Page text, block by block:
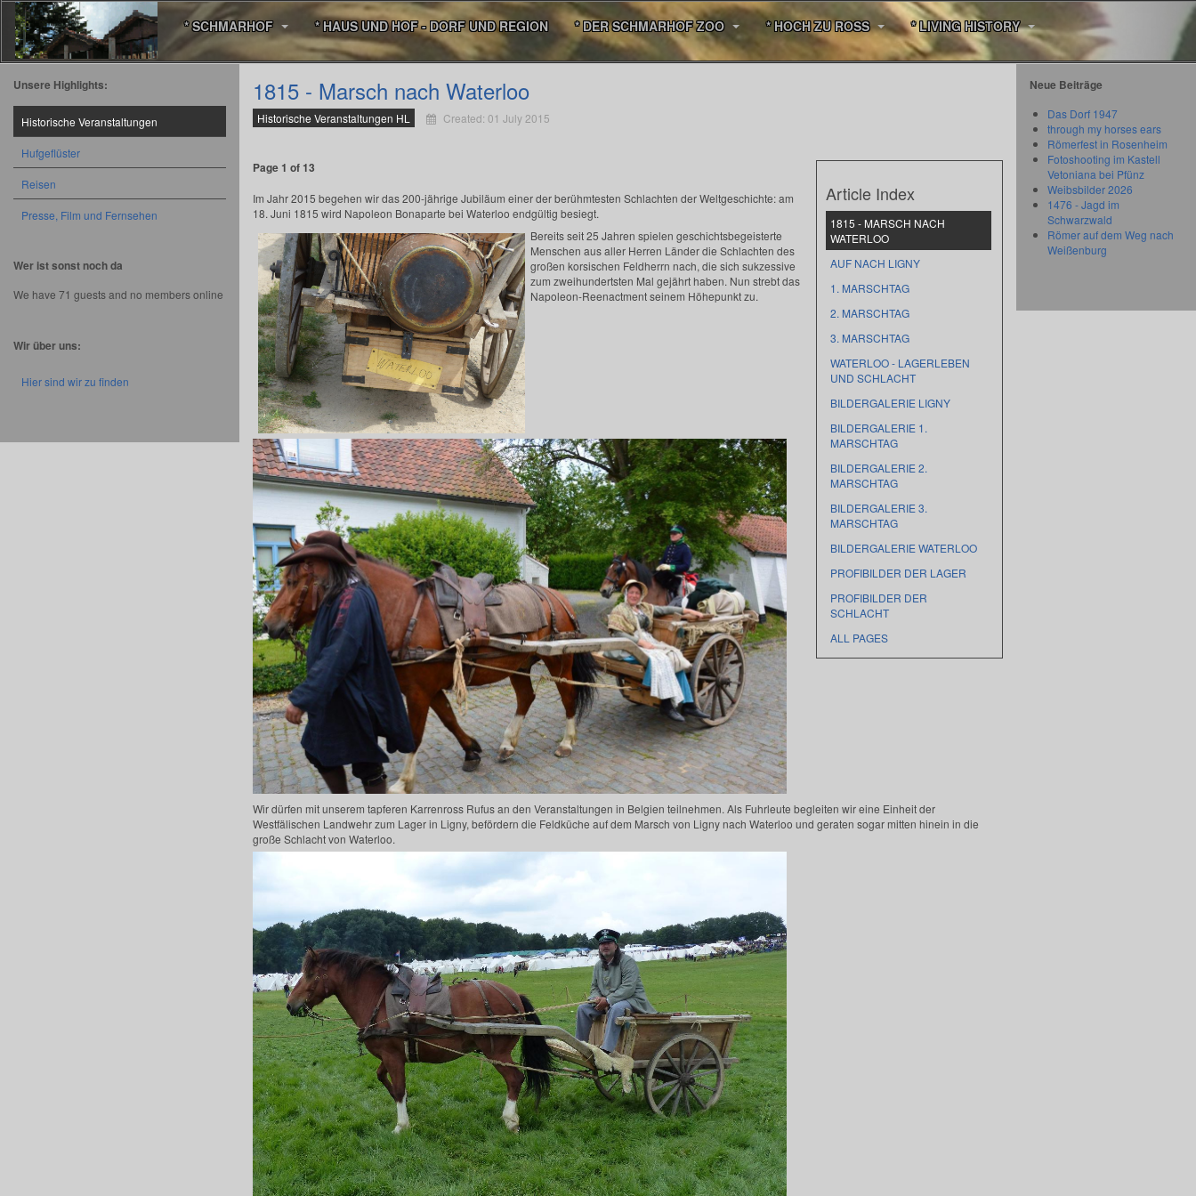
* SCHMARHOF * HAUS UND HOF - DORF UND REGION * DER SCHMARHOF ZOO * HOCH ZU ROSS * LIVING HISTORY
1815 - Marsch nach Waterloo
Historische Veranstaltungen HL Created: 01 July 2015
Article Index
1815 - MARSCH NACH
WATERLOO
AUF NACH LIGNY
1. MARSCHTAG
2. MARSCHTAG
3. MARSCHTAG
WATERLOO - LAGERLEBEN
UND SCHLACHT
BILDERGALERIE LIGNY
BILDERGALERIE 1.
MARSCHTAG
BILDERGALERIE 2.
MARSCHTAG
BILDERGALERIE 3.
MARSCHTAG
BILDERGALERIE WATERLOO
PROFIBILDER DER LAGER
PROFIBILDER DER
SCHLACHT
ALL PAGES
Page 1 of 13
Im Jahr 2015 begehen wir das 200-jährige Jubiläum einer der berühmtesten Schlachten der Weltgeschichte: am
18. Juni 1815 wird Napoleon Bonaparte bei Waterloo endgültig besiegt.
Bereits seit 25 Jahren spielen geschichtsbegeisterte
Menschen aus aller Herren Länder die Schlachten des
großen korsischen Feldherrn nach, die sich sukzessive
zum zweihundertsten Mal gejährt haben. Nun strebt das
Napoleon-Reenactment seinem Höhepunkt zu.
Wir dürfen mit unserem tapferen Karrenross Rufus an den Veranstaltungen in Belgien teilnehmen. Als Fuhrleute begleiten wir eine Einheit der
Westfälischen Landwehr zum Lager in Ligny, befördern die Feldküche auf dem Marsch von Ligny nach Waterloo und geraten sogar mitten hinein in die
große Schlacht von Waterloo.
Unsere Highlights:
Historische Veranstaltungen
Hufgeflüster
Reisen
Presse, Film und Fernsehen
Wer ist sonst noch da
We have 71 guests and no members online
Wir über uns:
Hier sind wir zu finden
Neue Beiträge
Das Dorf 1947
through my horses ears
Römerfest in Rosenheim
Fotoshooting im Kastell
Vetoniana bei Pfünz
Weibsbilder 2026
1476 - Jagd im
Schwarzwald
Römer auf dem Weg nach
Weißenburg